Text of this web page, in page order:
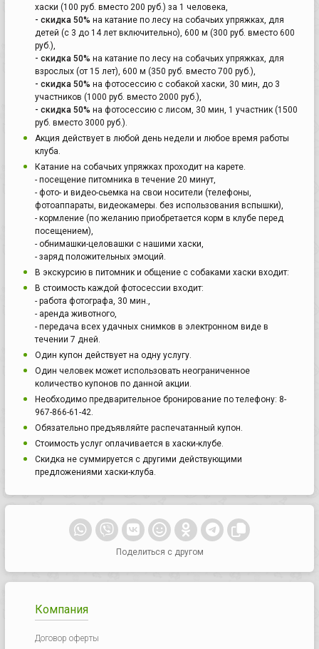
хаски (100 руб. вместо 200 руб.) за 1 человека,
- скидка 50% на катание по лесу на собачьих упряжках, для
детей (с 3 до 14 лет включительно), 600 м (300 руб. вместо 600
руб.),
- скидка 50% на катание по лесу на собачьих упряжках, для
взрослых (от 15 лет), 600 м (350 руб. вместо 700 руб.),
- скидка 50% на фотосессию с собакой хаски, 30 мин, до 3
участников (1000 руб. вместо 2000 руб.),
- скидка 50% на фотосессию с лисом, 30 мин, 1 участник (1500
руб. вместо 3000 руб.).
Акция действует в любой день недели и любое время работы
клуба.
Катание на собачьих упряжках проходит на карете.
- посещение питомника в течение 20 минут,
- фото- и видео-сьемка на свои носители (телефоны,
фотоаппараты, видеокамеры. без использования вспышки),
- кормление (по желанию приобретается корм в клубе перед
посещением),
- обнимашки-целовашки с нашими хаски,
- заряд положительных эмоций.
В экскурсию в питомник и общение с собаками хаски входит:
В стоимость каждой фотосессии входит:
- работа фотографа, 30 мин.,
- аренда животного,
- передача всех удачных снимков в электронном виде в
течении 7 дней.
Один купон действует на одну услугу.
Один человек может использовать неограниченное
количество купонов по данной акции.
Необходимо предварительное бронирование по телефону: 8-
967-866-61-42.
Обязательно предъявляйте распечатанный купон.
Стоимость услуг оплачивается в хаски-клубе.
Скидка не суммируется с другими действующими
предложениями хаски-клуба.
Поделиться с другом
Компания
Договор оферты